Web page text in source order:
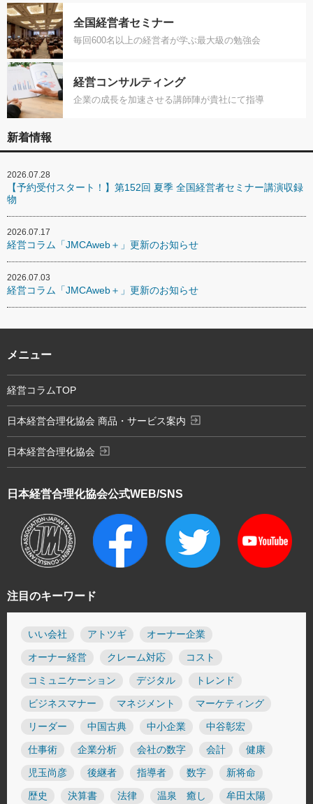
全国経営者セミナー
毎回600名以上の経営者が学ぶ最大級の勉強会
経営コンサルティング
企業の成長を加速させる講師陣が貴社にて指導
新着情報
2026.07.28
【予約受付スタート！】第152回 夏季 全国経営者セミナー講演収録
物
2026.07.17
経営コラム「JMCAweb＋」更新のお知らせ
2026.07.03
経営コラム「JMCAweb＋」更新のお知らせ
注目のキーワード
いい会社 アトツギ オーナー企業
オーナー経営 クレーム対応 コスト
コミュニケーション デジタル トレンド
ビジネスマナー マネジメント マーケティング
リーダー 中国古典 中小企業 中谷彰宏
仕事術 企業分析 会社の数字 会計 健康
児玉尚彦 後継者 指導者 数字 新将命
歴史 決算書 法律 温泉 癒し 牟田太陽
日本経営合理化協会公式WEB/SNS
メニュー
経営コラムTOP
日本経営合理化協会 商品・サービス案内 exit_to_app
日本経営合理化協会 exit_to_app